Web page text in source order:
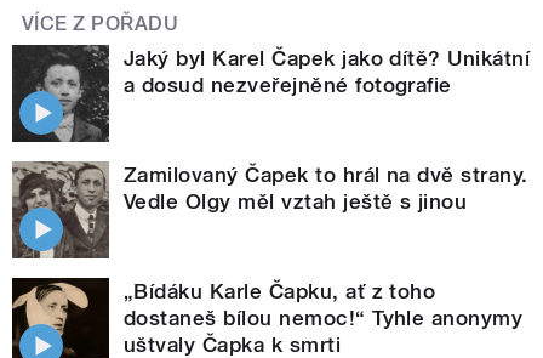
VÍCE Z POŘADU
Jaký byl Karel Čapek jako dítě? Unikátní
a dosud nezveřejněné fotografie
Zamilovaný Čapek to hrál na dvě strany.
Vedle Olgy měl vztah ještě s jinou
„Bídáku Karle Čapku, ať z toho
dostaneš bílou nemoc!“ Tyhle anonymy
uštvaly Čapka k smrti